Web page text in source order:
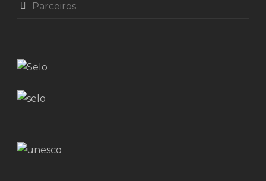
Parceiros